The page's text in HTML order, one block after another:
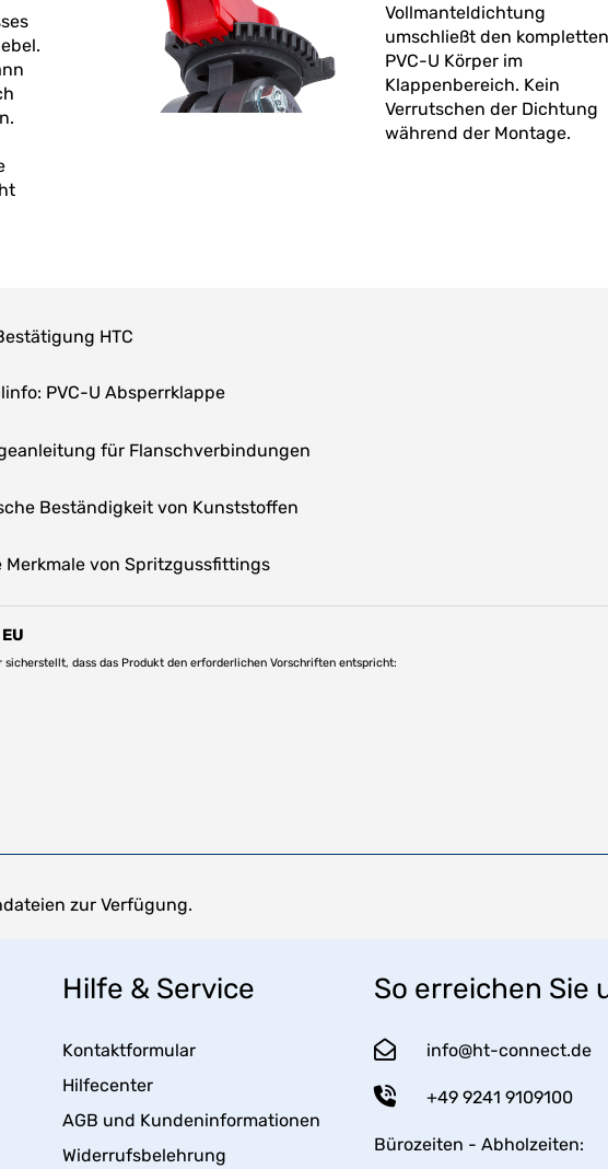
Vollmanteldichtung
umschließt den kompletten
PVC-U Körper im
Klappenbereich. Kein
Verrutschen der Dichtung
während der Montage.
HTC
PVC-U Absperrklappe
für Flanschverbindungen
Beständigkeit von Kunststoffen
Merkmale von Spritzgussfittings
sicherstellt, dass das Produkt den erforderlichen Vorschriften entspricht:
zur Verfügung.
Hilfe & Service
Kontaktformular
Hilfecenter
AGB und Kundeninformationen
Widerrufsbelehrung
So erreichen Sie
info@ht-connect.de
+49 9241 9109100
Bürozeiten - Abholzeiten: